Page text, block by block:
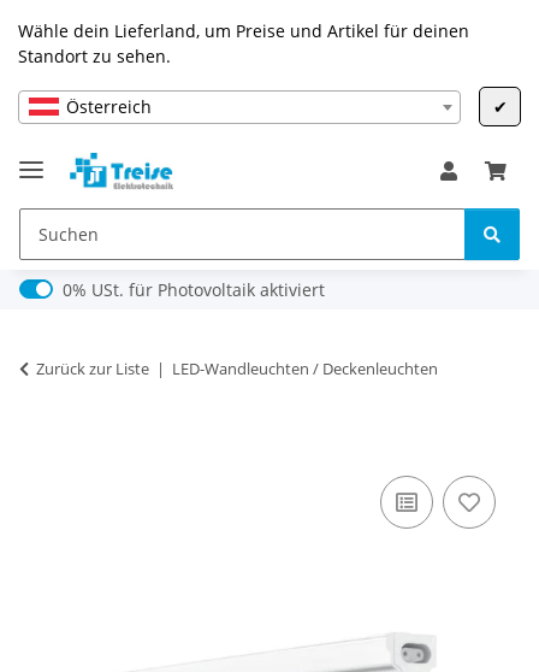
Wähle dein Lieferland, um Preise und Artikel für deinen
Standort zu sehen.
Österreich ✔
0% USt. für Photovoltaik (§ 12 Abs. 3 UStG)
0% USt. für Photovoltaik aktiviert
Zurück zur Liste LED-Wandleuchten / Deckenleuchten